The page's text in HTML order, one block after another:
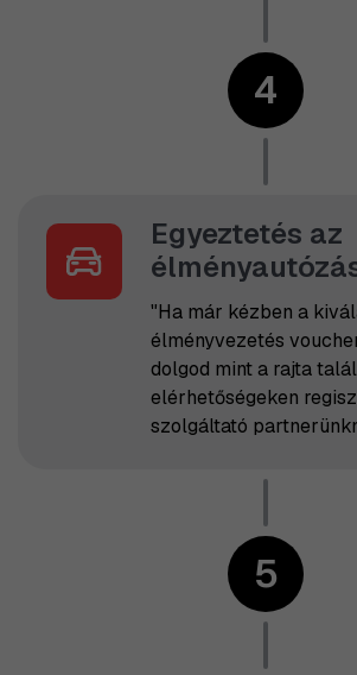
4
Egyeztetés az
"Ha már kézben a
élményvezetés
dolgod mint a rajta
elérhetőségeken
szolgáltató
5